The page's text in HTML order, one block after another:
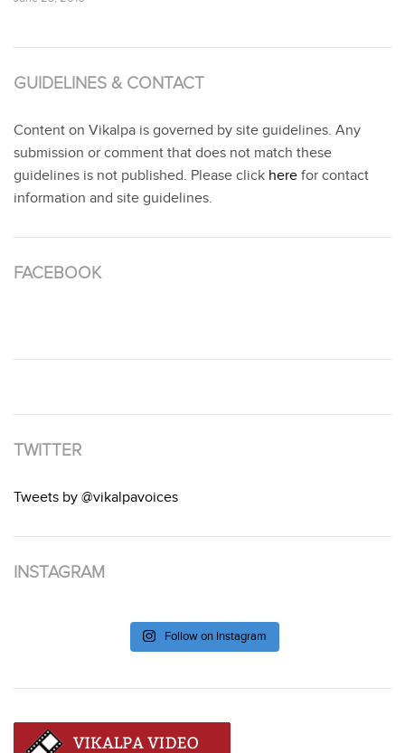
GUIDELINES & CONTACT
Content on Vikalpa is governed by site guidelines. Any
submission or comment that does not match these
guidelines is not published. Please click here for contact
information and site guidelines.
FACEBOOK
TWITTER
Tweets by @vikalpavoices
INSTAGRAM
Follow on Instagram